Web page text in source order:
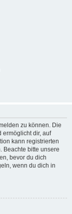
zu können. Die
ermöglicht dir, auf
kann registrierten
Beachte bitte unsere
bevor du dich
wenn du dich in